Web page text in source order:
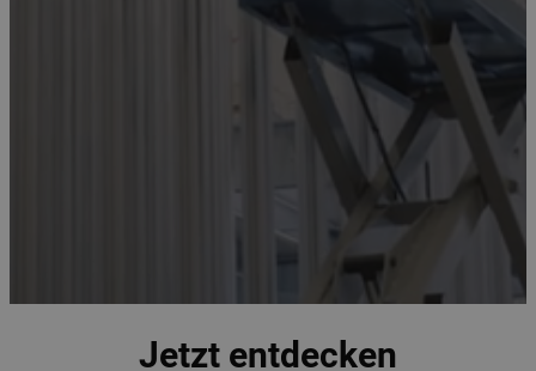
Jetzt entdecken